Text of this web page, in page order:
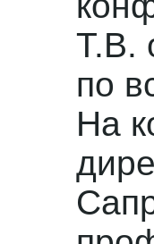
Т.В.
по
На